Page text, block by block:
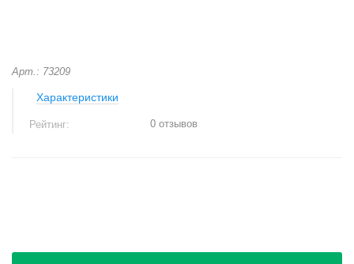
Арт.: 73209
Характеристики
Рейтинг: 0 отзывов